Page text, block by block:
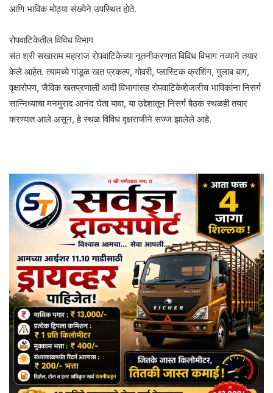
आणि भाविक मोठ्या संख्येने उपस्थित होते.
रोपवाटिकेतील विविध विभाग
संत श्री सखाराम महाराज रोपवाटिकेच्या नूतनीकरणात विविध विभाग नव्याने तयार
केले आहेत. त्यामध्ये गांडूळ खत प्रकल्प, गोवरी, प्लास्टिक क्रशिंग, गुलाब बाग,
वृक्षारोपण, जैविक खतप्रणाली आदी विभागांसह रोपवाटिकेशेजारीच भाविकांना निसर्ग
सान्निध्याचा मनमुराद आनंद घेता यावा, या उद्देशातून निसर्ग बैठक स्थळही तयार
करण्यात आले असून, हे स्थळ विविध वृक्षराजीने सज्ज झालेले आहे.